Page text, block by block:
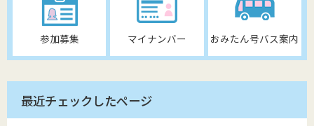
参加募集 マイナンバー おみたん号バス案内
最近チェックしたページ